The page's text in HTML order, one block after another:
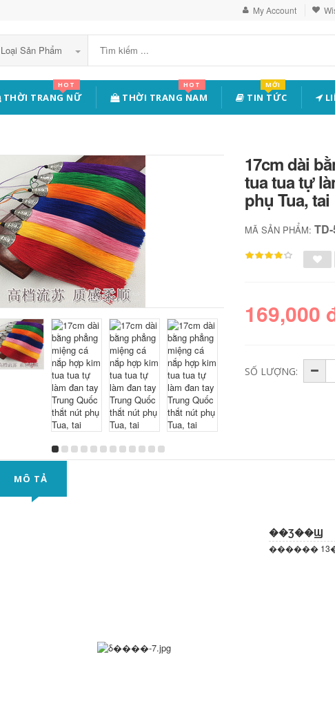
My Account
Loại Sản Phẩm
THỜI TRANG NỮ
HOT
THỜI TRANG NAM
HOT
TIN TỨC
MỚI
17cm dài
tua tua tự
phụ Tua, tai
MÃ SẢN PHẨM:
169,000
SỐ LƯỢNG:
MÔ TẢ
��Ʒ��Ϣ
������